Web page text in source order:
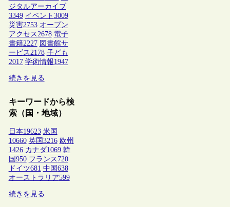
ジタルアーカイブ
3349 イベント 3009
災害2753 オープン
アクセス2678 電子
書籍2227 図書館サ
ービス2178 子ども
2017 学術情報1947
続きを見る
キーワードから検
索（国・地域）
日本19623 米国
10660 英国 3216 欧州
1426 カナダ1069 韓
国 950 フランス 720
ドイツ681 中国 638
オーストラリア599
続きを見る